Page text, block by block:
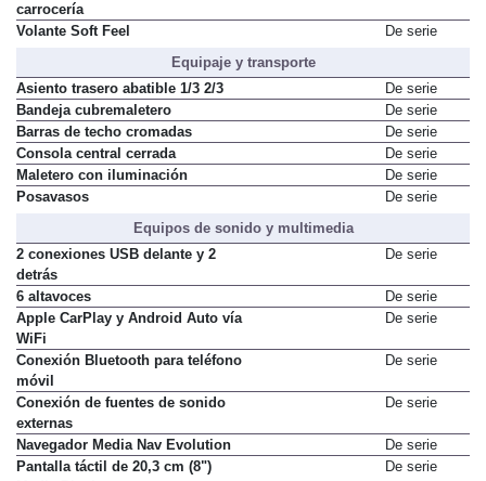
carrocería
Volante Soft Feel
De serie
Equipaje y transporte
Asiento trasero abatible 1/3 2/3
De serie
Bandeja cubremaletero
De serie
Barras de techo cromadas
De serie
Consola central cerrada
De serie
Maletero con iluminación
De serie
Posavasos
De serie
Equipos de sonido y multimedia
2 conexiones USB delante y 2
detrás
De serie
6 altavoces
De serie
Apple CarPlay y Android Auto vía
WiFi
De serie
Conexión Bluetooth para teléfono
móvil
De serie
Conexión de fuentes de sonido
externas
De serie
Navegador Media Nav Evolution
De serie
Pantalla táctil de 20,3 cm (8")
De serie